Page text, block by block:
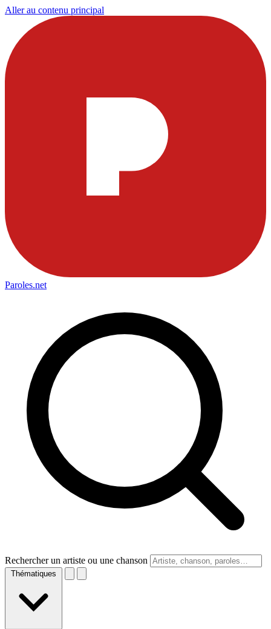
Aller au contenu principal
Paroles.net
Rechercher un artiste ou une chanson
Thématiques